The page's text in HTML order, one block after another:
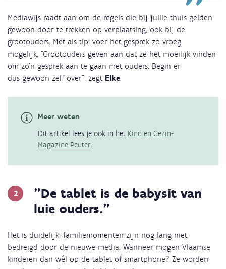
Mediawijs raadt aan om de regels die bij jullie thuis gelden
gewoon door te trekken op verplaatsing, ook bij de
grootouders. Met als tip: voer het gesprek zo vroeg
mogelijk. “Grootouders geven aan dat ze het moeilijk vinden
om zo'n gesprek aan te gaan met ouders. Begin er
dus gewoon zelf over”, zegt Elke
Meer weten
Dit artikel lees je ook in het Kind en Gezin-
Magazine Peuter.
"De tablet is de babysit van
luie ouders."
Het is duidelijk, familiemomenten zijn nog lang niet
bedreigd door de nieuwe media. Wanneer mogen Vlaamse
kinderen dan wél op de tablet of smartphone? Ze worden